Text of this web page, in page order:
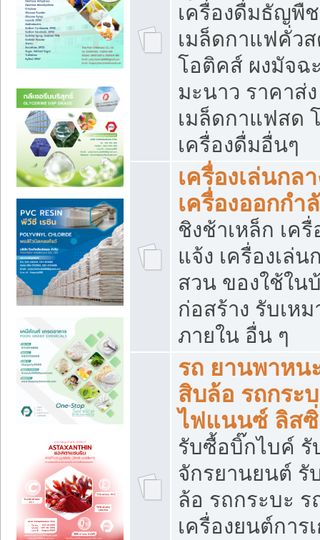
เครื่องดื่มธัญพื
เมล็ดกาแฟคั่ว
โอติคส์ ผงมัจฉ
มะนาว ราคาส่
เมล็ดกาแฟสด
เครื่องดื่มอื่นๆ
เครื่องเล่นกล
เครื่องออกกำ
ชิงช้าเหล็ก เค
แจ้ง เครื่องเล่น
สวน ของใช้ใน
ก่อสร้าง รับเห
ภายใน อื่น ๆ
รถ ยานพาหน
สิบล้อ รถกระ
ไฟแนนซ์ ลิส
รับซื้อบิ๊กไบค์
จักรยานยนต์ รั
ล้อ รถกระบะ
เครื่องยนต์การ